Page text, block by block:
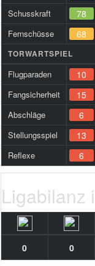
Schusskraft 78
Fernschüsse 68
TORWARTSPIEL
Flugparaden 10
Fangsicherheit 15
Abschläge 6
Stellungsspiel 13
Reflexe 6
Ligabilanz
0 0